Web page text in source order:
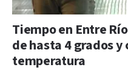
Tiempo en Entre
de hasta 4 grados y
temperatura